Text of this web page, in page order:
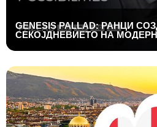
GENESIS PALLAD: РАНЦИ
СЕКОЈДНЕВИЕТО НА